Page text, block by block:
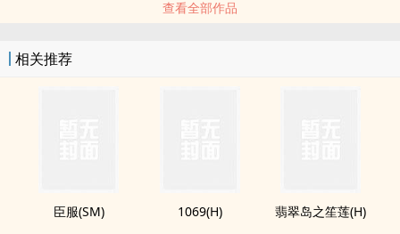
查看全部作品
相关推荐
臣服(SM) 1069(H) 翡翠岛之笙莲(H)